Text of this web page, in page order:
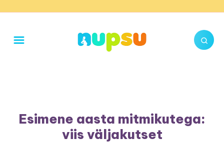
Esimene aasta mitmikutega:
viis väljakutset